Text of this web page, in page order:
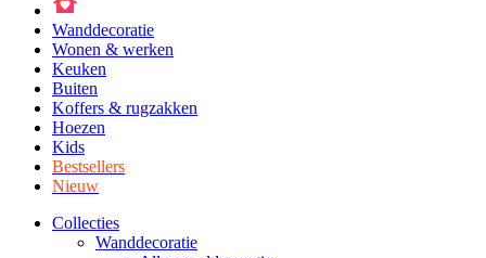
Wanddecoratie
Wonen & werken
Keuken
Buiten
Koffers & rugzakken
Hoezen
Kids
Bestsellers
Nieuw
Collecties
Wanddecoratie